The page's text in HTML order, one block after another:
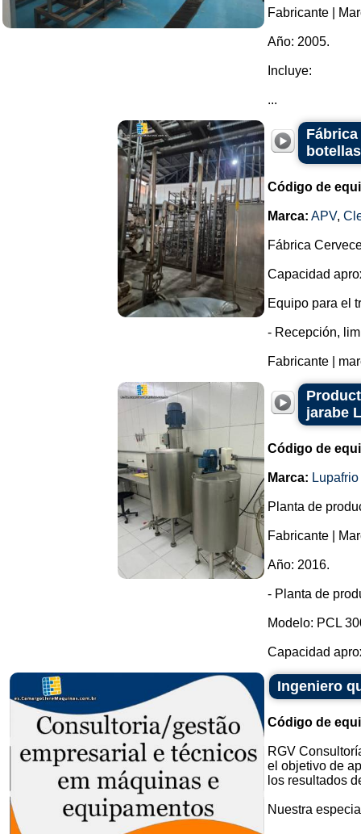
Fabricante |
Año: 2005.
Incluye:
...
Fábrica
Código de
Marca: APV,
Fábrica
Capacidad
Equipo para el
- Recepción,
Fabricante |
jarabe
Código de
Marca: Lupafrio
Planta de
Fabricante |
Año: 2016.
- Planta de
Modelo: PCL
Capacidad
Ingeniero
Código de
RGV
el objetivo de
los resultados
Nuestra